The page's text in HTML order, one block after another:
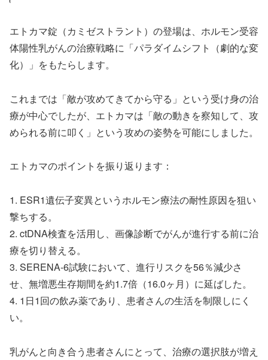
エトカマ錠（カミゼストラント）の登場は、ホルモン受容
体陽性乳がんの治療戦略に「パラダイムシフト（劇的な変
化）」をもたらします。
これまでは「敵が攻めてきてから守る」という受け身の治
療が中心でしたが、エトカマは「敵の動きを察知して、攻
められる前に叩く」という攻めの姿勢を可能にしました。
エトカマのポイントを振り返ります：
1. ESR1遺伝子変異というホルモン療法の耐性原因を狙い
撃ちする。
2. ctDNA検査を活用し、画像診断でがんが進行する前に治
療を切り替える。
3. SERENA-6試験において、進行リスクを56％減少さ
せ、無増悪生存期間を約1.7倍（16.0ヶ月）に延ばした。
4. 1日1回の飲み薬であり、患者さんの生活を制限しにく
い。
乳がんと向き合う患者さんにとって、治療の選択肢が増え